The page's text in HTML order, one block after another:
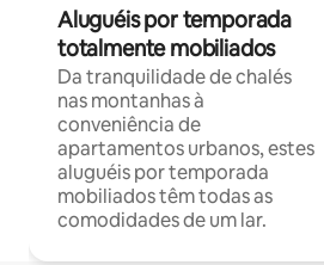
Aluguéis por temporada
totalmente mobiliados
Da tranquilidade de chalés
nas montanhas à
conveniência de
apartamentos urbanos, estes
aluguéis por temporada
mobiliados têm todas as
comodidades de um lar.